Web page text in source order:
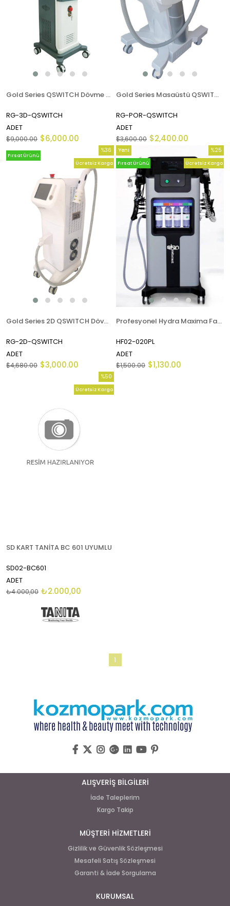
Gold Series QSWITCH Dövme Silme Cihazı
RG-3D-QSWITCH
ADET
$6,000.00
$9,000.00
Gold Series Masaüstü QSWITCH Dövme Silme Cihazı
RG-POR-QSWITCH
ADET
$2,400.00
$3,600.00
Gold Series 2D QSWITCH Dövme Silme Cihazı
RG-2D-QSWITCH
ADET
$3,000.00
$4,680.00
%36
İndirim
%36İndirim
Ücretsiz Kargo
Fırsat Ürünü
Profesyonel Hydra Maxima Facial Cihazı
HF02-020PL
ADET
$1,130.00
$1,500.00
%25
İndirim
Ücretsiz Kargo
Yeni
Ürün
Fırsat Ürünü
SD KART TANİTA BC 601 UYUMLU
SD02-BC601
ADET
₺2.000,00
₺4.000,00
%50
İndirim
%50İndirim
Ücretsiz Kargo
1
ALIŞVERİŞ BİLGİLERİ
İade Taleplerim
Kargo Takip
MÜŞTERİ HİZMETLERİ
Gizlilik ve Güvenlik Sözleşmesi
Mesafeli Satış Sözleşmesi
Garanti & İade Sorgulama
KURUMSAL